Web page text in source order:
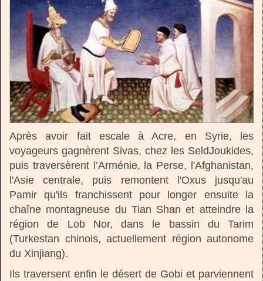
Après avoir fait escale à Acre, en Syrie, les
voyageurs gagnèrent Sivas, chez les SeldJoukides,
puis traversèrent l’Arménie, la Perse, l'Afghanistan,
l'Asie centrale, puis remontent l'Oxus jusqu'au
Pamir qu'ils franchissent pour longer ensuite la
chaîne montagneuse du Tian Shan et atteindre la
région de Lob Nor, dans le bassin du Tarim
(Turkestan chinois, actuellement région autonome
du Xinjiang).
Ils traversent enfin le désert de Gobi et parviennent